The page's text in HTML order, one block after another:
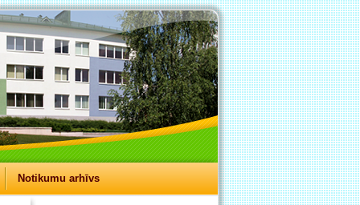
Notikumu arhīvs